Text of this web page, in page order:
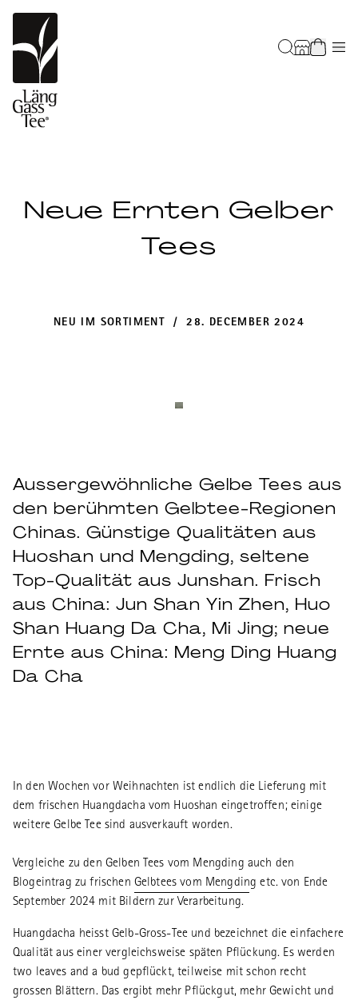
Neue Ernten Gelber
Tees
NEU IM SORTIMENT / 28. DECEMBER 2024
Aussergewöhnliche Gelbe Tees aus
den berühmten Gelbtee-Regionen
Chinas. Günstige Qualitäten aus
Huoshan und Mengding, seltene
Top-Qualität aus Junshan. Frisch
aus China: Jun Shan Yin Zhen, Huo
Shan Huang Da Cha, Mi Jing; neue
Ernte aus China: Meng Ding Huang
Da Cha
In den Wochen vor Weihnachten ist endlich die Lieferung mit
dem frischen Huangdacha vom Huoshan eingetroffen; einige
weitere Gelbe Tee sind ausverkauft worden.
Vergleiche zu den Gelben Tees vom Mengding auch den
Blogeintrag zu frischen Gelbtees vom Mengding etc. von Ende
September 2024 mit Bildern zur Verarbeitung.
Huangdacha heisst Gelb-Gross-Tee und bezeichnet die einfachere
Qualität aus einer vergleichsweise späten Pflückung. Es werden
two leaves and a bud gepflückt, teilweise mit schon recht
grossen Blättern. Das ergibt mehr Pflückgut, mehr Gewicht und